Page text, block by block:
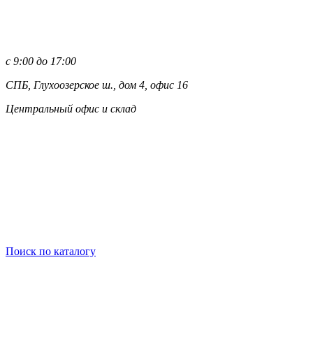
с 9:00 до 17:00
СПБ, Глухоозерское ш., дом 4, офис 16
Центральный офис и склад
Поиск по каталогу